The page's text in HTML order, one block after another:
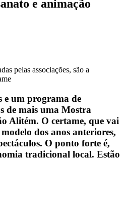
e animação
pelas associações, são a
e um programa de
de mais uma Mostra
Alitém. O certame, que vai
dos anos anteriores,
O ponto forte é,
tradicional local. Estão